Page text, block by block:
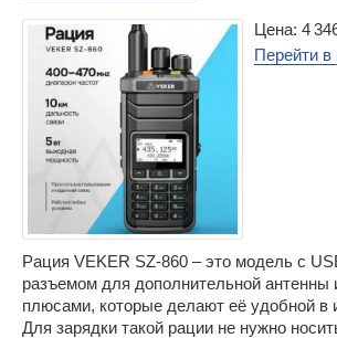
Цена: 4
Перейти в
Рация VEKER SZ-860 – это модель с
разъемом для дополнительной антенны
плюсами, которые делают её удобной в
Для зарядки такой рации не нужно